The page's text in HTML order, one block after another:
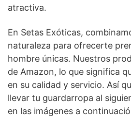
atractiva.
En Setas Exóticas,
naturaleza para ofrecerte
hombre únicas. Nuestros
de Amazon, lo que significa
en su calidad y servicio. Así
llevar tu guardarropa al
en las imágenes a